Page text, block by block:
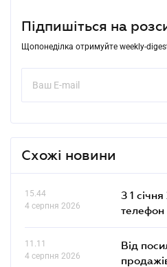
Підпишіться на
Щопонеділка отримуйте weekly-
Схожі новини
15.44
4 серпня 2026
З 1
телефон
11.11
4 серпня 2026
Від